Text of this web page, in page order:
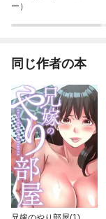
ー）
同じ作者の本